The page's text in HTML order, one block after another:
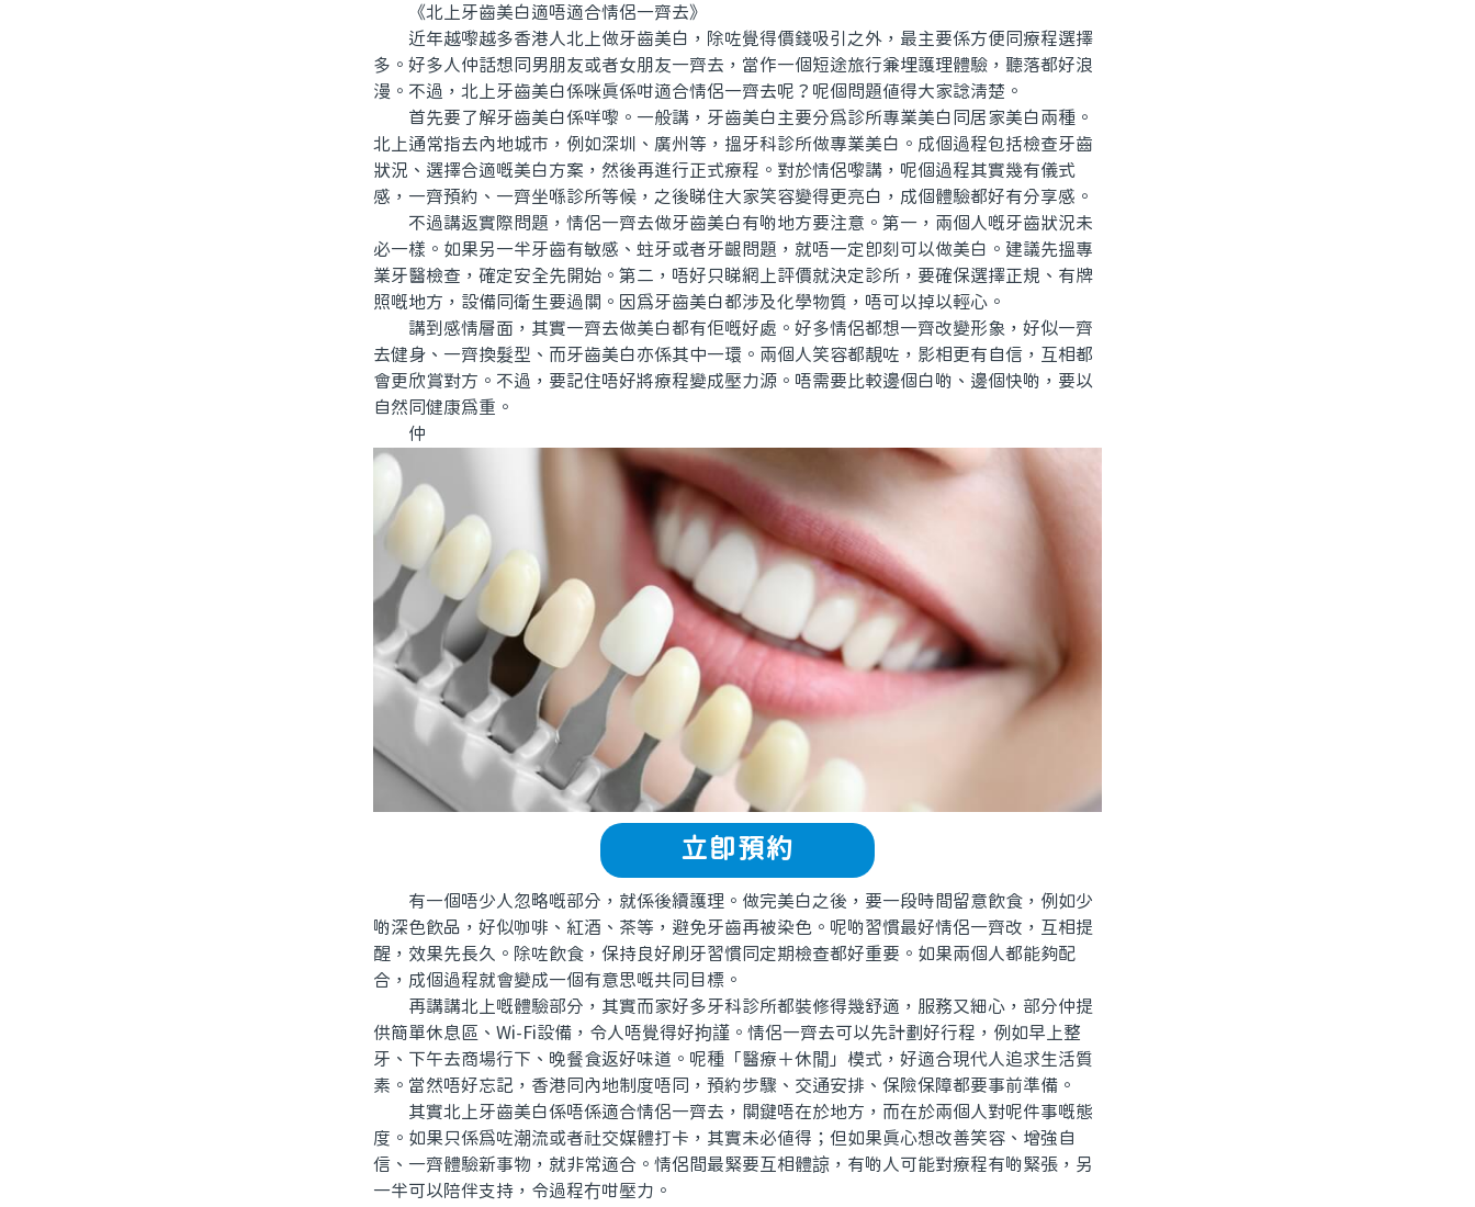
《北上牙齒美白適唔適合情侶一齊去》
近年越嚟越多香港人北上做牙齒美白，除咗覺得價錢吸引之外，最主要係方便同療程選擇
多。好多人仲話想同男朋友或者女朋友一齊去，當作一個短途旅行兼埋護理體驗，聽落都好浪
漫。不過，北上牙齒美白係咪真係咁適合情侶一齊去呢？呢個問題值得大家諗清楚。
首先要了解牙齒美白係咩嚟。一般講，牙齒美白主要分為診所專業美白同居家美白兩種。
北上通常指去內地城市，例如深圳、廣州等，搵牙科診所做專業美白。成個過程包括檢查牙齒
狀況、選擇合適嘅美白方案，然後再進行正式療程。對於情侶嚟講，呢個過程其實幾有儀式
感，一齊預約、一齊坐喺診所等候，之後睇住大家笑容變得更亮白，成個體驗都好有分享感。
不過講返實際問題，情侶一齊去做牙齒美白有啲地方要注意。第一，兩個人嘅牙齒狀況未
必一樣。如果另一半牙齒有敏感、蛀牙或者牙齦問題，就唔一定即刻可以做美白。建議先搵專
業牙醫檢查，確定安全先開始。第二，唔好只睇網上評價就決定診所，要確保選擇正規、有牌
照嘅地方，設備同衛生要過關。因為牙齒美白都涉及化學物質，唔可以掉以輕心。
講到感情層面，其實一齊去做美白都有佢嘅好處。好多情侶都想一齊改變形象，好似一齊
去健身、一齊換髮型、而牙齒美白亦係其中一環。兩個人笑容都靚咗，影相更有自信，互相都
會更欣賞對方。不過，要記住唔好將療程變成壓力源。唔需要比較邊個白啲、邊個快啲，要以
自然同健康為重。
仲
立即預約
有一個唔少人忽略嘅部分，就係後續護理。做完美白之後，要一段時間留意飲食，例如少
啲深色飲品，好似咖啡、紅酒、茶等，避免牙齒再被染色。呢啲習慣最好情侶一齊改，互相提
醒，效果先長久。除咗飲食，保持良好刷牙習慣同定期檢查都好重要。如果兩個人都能夠配
合，成個過程就會變成一個有意思嘅共同目標。
再講講北上嘅體驗部分，其實而家好多牙科診所都裝修得幾舒適，服務又細心，部分仲提
供簡單休息區、Wi-Fi設備，令人唔覺得好拘謹。情侶一齊去可以先計劃好行程，例如早上整
牙、下午去商場行下、晚餐食返好味道。呢種「醫療＋休閒」模式，好適合現代人追求生活質
素。當然唔好忘記，香港同內地制度唔同，預約步驟、交通安排、保險保障都要事前準備。
其實北上牙齒美白係唔係適合情侶一齊去，關鍵唔在於地方，而在於兩個人對呢件事嘅態
度。如果只係為咗潮流或者社交媒體打卡，其實未必值得；但如果真心想改善笑容、增強自
信、一齊體驗新事物，就非常適合。情侶間最緊要互相體諒，有啲人可能對療程有啲緊張，另
一半可以陪伴支持，令過程冇咁壓力。